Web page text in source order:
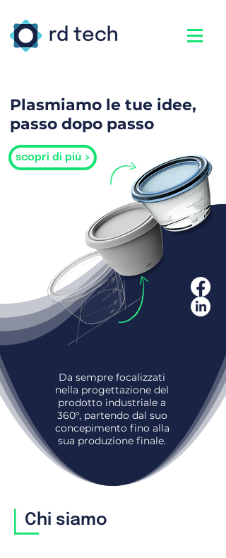
Plasmiamo le tue idee,
passo dopo passo
scopri di più >
Da sempre focalizzati
nella progettazione del
prodotto industriale a
360°, partendo dal suo
concepimento fino alla
sua produzione finale.
Chi siamo